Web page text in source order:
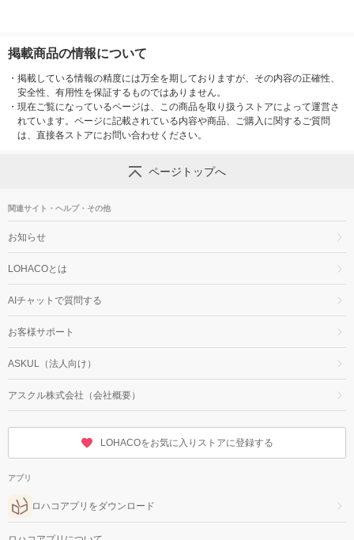
掲載商品の情報について
・ 掲載している情報の精度には万全を期しておりますが、その内容の正確性、
安全性、有用性を保証するものではありません。
・ 現在ご覧になっているページは、この商品を取り扱うストアによって運営さ
れています。ページに記載されている内容や商品、ご購入に関するご質問
は、直接各ストアにお問い合わせください。
ページトップへ
関連サイト・ヘルプ・その他
お知らせ
LOHACOとは
AIチャットで質問する
お客様サポート
ASKUL（法人向け）
アスクル株式会社（会社概要）
LOHACOをお気に入りストアに登録する
アプリ
ロハコアプリをダウンロード